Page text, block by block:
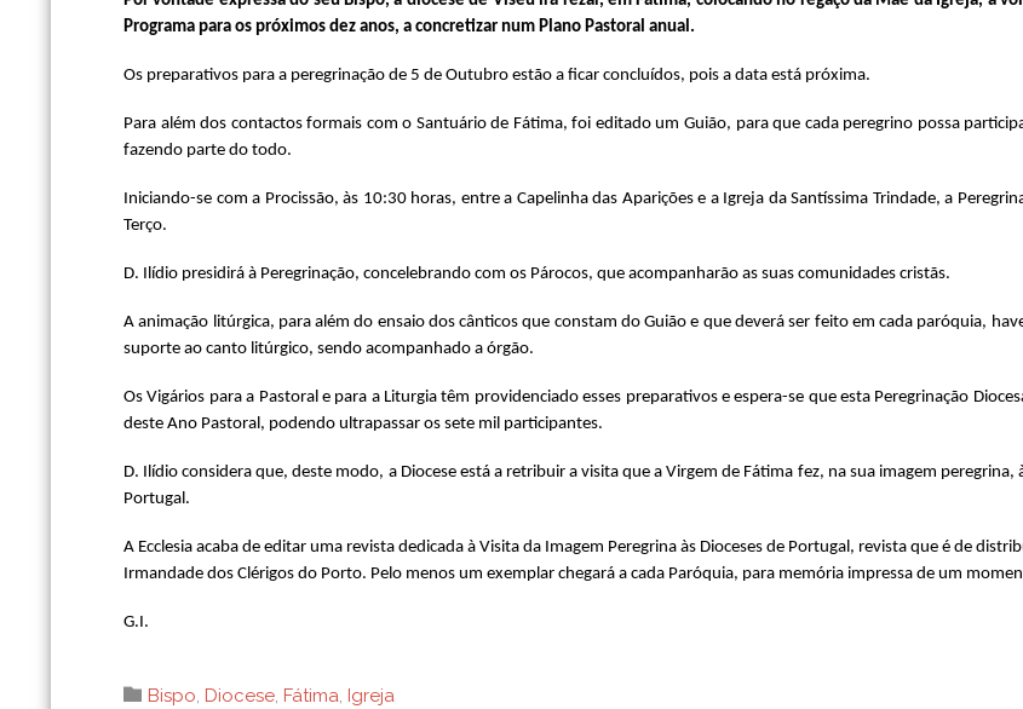
Programa para os próximos dez anos, a concretizar num Plano Pastoral anual.
Os preparativos para a peregrinação de 5 de Outubro estão a ficar concluídos, pois a data está próxima.
Para além dos contactos formais com o Santuário de Fátima, foi editado um Guião, para que cada peregrino possa
fazendo parte do todo.
Iniciando-se com a Procissão, às 10:30 horas, entre a Capelinha das Aparições e a Igreja da Santíssima Trindade, a
Terço.
D. Ilídio presidirá à Peregrinação, concelebrando com os Párocos, que acompanharão as suas comunidades cristãs.
A animação litúrgica, para além do ensaio dos cânticos que constam do Guião e que deverá ser feito em cada paróquia,
suporte ao canto litúrgico, sendo acompanhado a órgão.
Os Vigários para a Pastoral e para a Liturgia têm providenciado esses preparativos e espera-se que esta Peregrinação
deste Ano Pastoral, podendo ultrapassar os sete mil participantes.
D. Ilídio considera que, deste modo, a Diocese está a retribuir a visita que a Virgem de Fátima fez, na sua imagem
Portugal.
A Ecclesia acaba de editar uma revista dedicada à Visita da Imagem Peregrina às Dioceses de Portugal, revista que é de
Irmandade dos Clérigos do Porto. Pelo menos um exemplar chegará a cada Paróquia, para memória impressa de um
G.I.
 Category
Bispo, Diocese, Fátima, Igreja